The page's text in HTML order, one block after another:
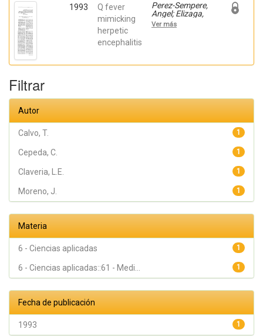
1993
Q fever
mimicking
herpetic
encephalitis
Perez-Sempere,
Angel; Elizaga,
J.; Duarte, J.;
Moreno, J.;
Ver más
Filtrar
Autor
1
Calvo, T.
1
Cepeda, C.
1
Claveria, L.E.
1
Moreno, J.
Materia
1
6 - Ciencias aplicadas
1
6 - Ciencias aplicadas::61 - Medi...
Fecha de publicación
1
1993